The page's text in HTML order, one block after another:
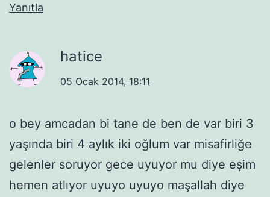
Yanıtla
hatice
05 Ocak 2014, 18:11
o bey amcadan bi tane de ben de var biri 3
yaşında biri 4 aylık iki oğlum var misafirliğe
gelenler soruyor gece uyuyor mu diye eşim
hemen atlıyor uyuyo uyuyo maşallah diye